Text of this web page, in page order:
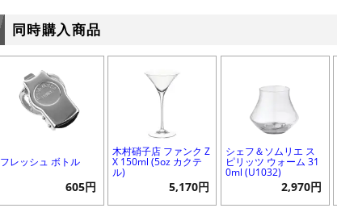
同時購入商品
フレッシュ ボトル
605円
木村硝子店 ファンク Z
X 150ml (5oz カクテ
ル)
5,170円
シェフ＆ソムリエ ス
ピリッツ ウォーム 31
0ml (U1032)
2,970円